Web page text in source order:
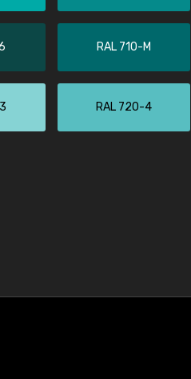
RAL 710-M
RAL 720-4